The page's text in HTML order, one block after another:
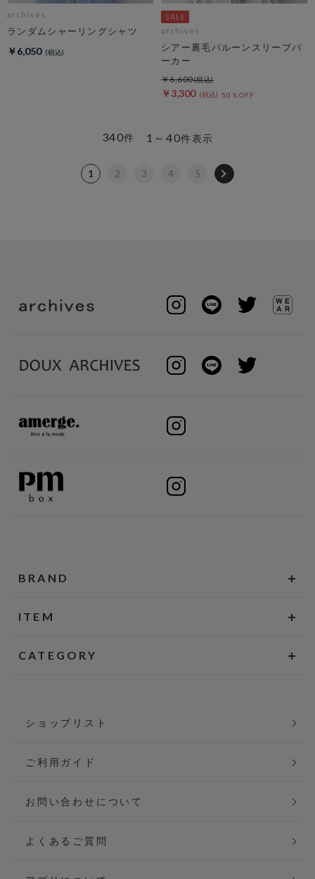
archives
ランダムシャーリングシャツ
￥6,050
archives
シアー裏毛バルーンスリーブパ
ーカー
￥3,300 50％OFF
￥6,600
1～40件表示
340件
1 2 3 4 5
BRAND
ITEM
CATEGORY
ショップリスト
ご利用ガイド
お問い合わせについて
よくあるご質問